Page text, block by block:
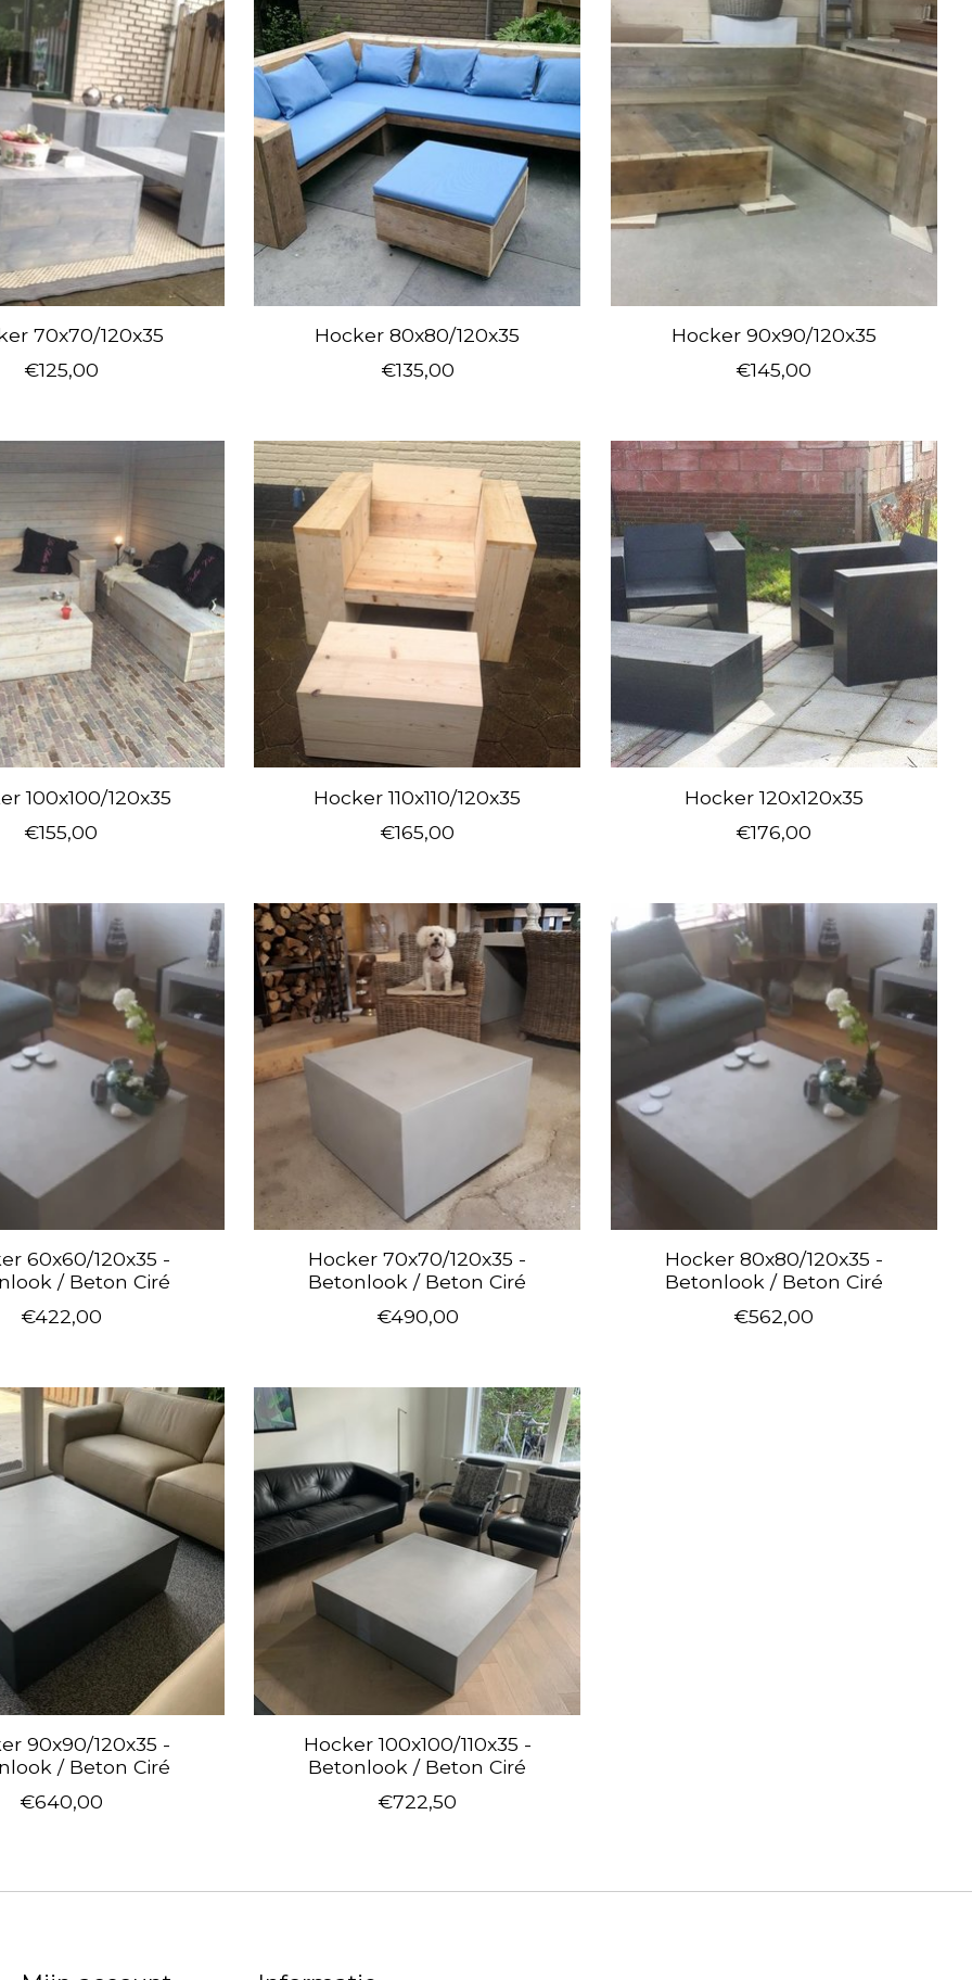
70x70/120x35
€125,00
Hocker 80x80/120x35
€135,00
Hocker 90x90/120x35
€145,00
100x100/120x35
€155,00
Hocker 110x110/120x35
€165,00
Hocker 120x120x35
€176,00
60x60/120x35 -
/ Beton Ciré
€422,00
Hocker 70x70/120x35 -
Betonlook / Beton Ciré
€490,00
Hocker 80x80/120x35 -
Betonlook / Beton Ciré
€562,00
90x90/120x35 -
/ Beton Ciré
€640,00
Hocker 100x100/110x35 -
Betonlook / Beton Ciré
€722,50